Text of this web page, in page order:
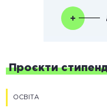
Проєкти
ОСВІТА